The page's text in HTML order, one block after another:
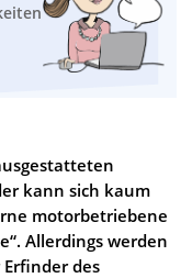
kann sich kaum
motorbetriebene
Allerdings werden
des